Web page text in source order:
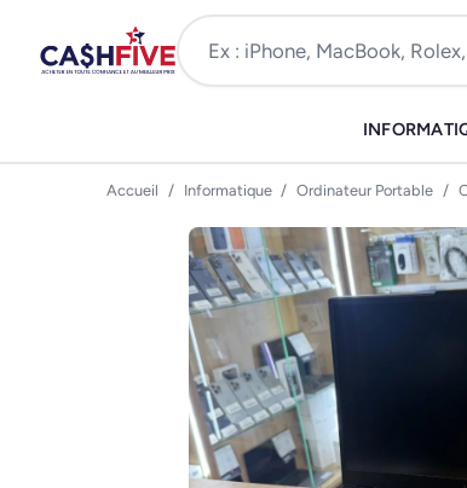
Accueil / Informatique / Ordinateur Portable /